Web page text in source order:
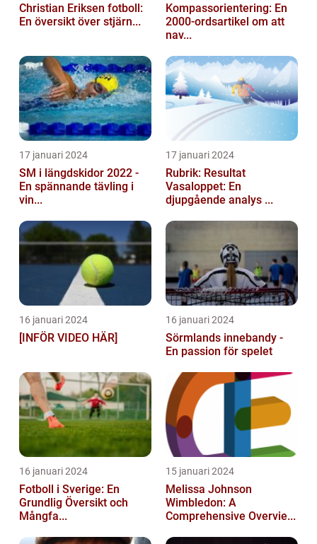
Christian Eriksen fotboll:
En översikt över stjärn...
Kompassorientering: En
2000-ordsartikel om att
nav...
17 januari 2024
SM i längdskidor 2022 -
En spännande tävling i
vin...
17 januari 2024
Rubrik: Resultat
Vasaloppet: En
djupgående analys ...
16 januari 2024
[INFÖR VIDEO HÄR]
16 januari 2024
Sörmlands innebandy -
En passion för spelet
16 januari 2024
Fotboll i Sverige: En
Grundlig Översikt och
Mångfa...
15 januari 2024
Melissa Johnson
Wimbledon: A
Comprehensive Overvie...